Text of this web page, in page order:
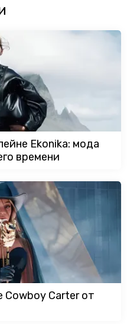
Ekonika: мода
времени
Cowboy Carter от